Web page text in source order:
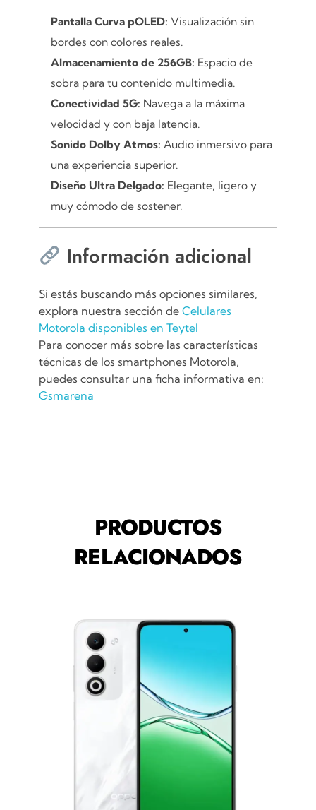
Pantalla Curva pOLED: Visualización sin
bordes con colores reales.
Almacenamiento de 256GB: Espacio de
sobra para tu contenido multimedia.
Conectividad 5G: Navega a la máxima
velocidad y con baja latencia.
Sonido Dolby Atmos: Audio inmersivo para
una experiencia superior.
Diseño Ultra Delgado: Elegante, ligero y
muy cómodo de sostener.
Información adicional
Si estás buscando más opciones similares,
explora nuestra sección de Celulares
Motorola disponibles en Teytel
Para conocer más sobre las características
técnicas de los smartphones Motorola,
puedes consultar una ficha informativa en:
Gsmarena
PRODUCTOS
RELACIONADOS